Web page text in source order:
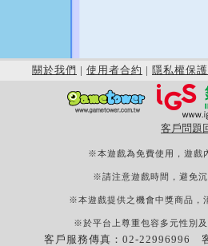
關於我們 | 使用者合約 | 隱私權保護
客戶問題
※本遊戲為免費使用，遊戲
※請注意遊戲時間，避免
※本遊戲提供之機會中獎商品，
※於平台上尊重包容多元性別
客戶服務傳真：02-22996996